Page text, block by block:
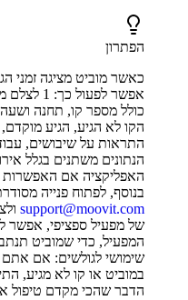
הפתרון
כאשר מוביט מציגה זמני
אפשר
התראות על שיבושים,
בנוסף, לפתוח פנייה
support@moovit.com
של מפעיל ספציפי, אפשר
המפעיל, כדי שמוביט
שימושי לגולשים: אם
במוביט או קו לא מגיע,
הדבר שהכי מקדם טיפול